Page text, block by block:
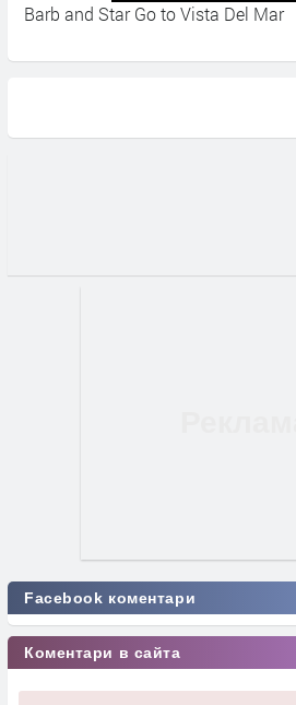
Barb and Star Go to Vista Del Mar
Facebook коментари
Коментари в сайта